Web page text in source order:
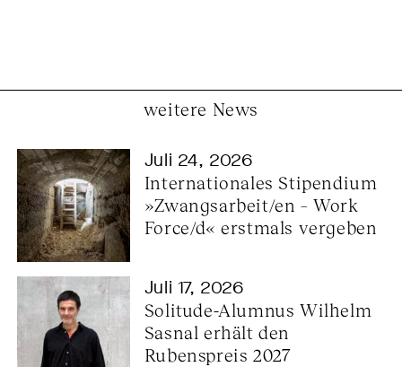
weitere News
Juli 24, 2026
Internationales Stipendium
»Zwangsarbeit/en – Work
Force/d« erstmals vergeben
Juli 17, 2026
Solitude-Alumnus Wilhelm
Sasnal erhält den
Rubenspreis 2027